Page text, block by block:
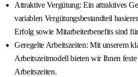
Attraktive Vergütung: Ein attraktives
variablen Vergütungsbestandteil
Erfolg sowie Mitarbeiterbenefits sind
Geregelte Arbeitszeiten: Mit unserem
Arbeitszeitmodell bieten wir Ihnen
Arbeitszeiten.